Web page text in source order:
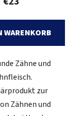
WARENKORB
Zähne und
zur
Zähnen und